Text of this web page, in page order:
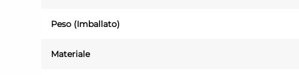
Peso (Imballato)
Materiale